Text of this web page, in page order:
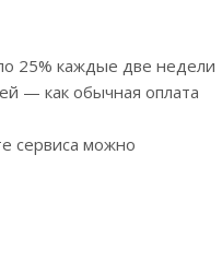
25% каждые две недели
— как обычная оплата
сервиса можно